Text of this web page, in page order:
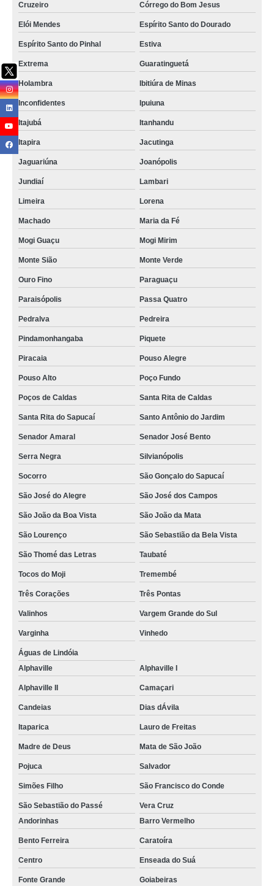
Cruzeiro Córrego do Bom Jesus
Elói Mendes Espírito Santo do Dourado
Espírito Santo do Pinhal Estiva
Extrema Guaratinguetá
Holambra Ibitiúra de Minas
Inconfidentes Ipuiuna
Itajubá Itanhandu
Itapira Jacutinga
Jaguariúna Joanópolis
Jundiaí Lambari
Limeira Lorena
Machado Maria da Fé
Mogi Guaçu Mogi Mirim
Monte Sião Monte Verde
Ouro Fino Paraguaçu
Paraisópolis Passa Quatro
Pedralva Pedreira
Pindamonhangaba Piquete
Piracaia Pouso Alegre
Pouso Alto Poço Fundo
Poços de Caldas Santa Rita de Caldas
Santa Rita do Sapucaí Santo Antônio do Jardim
Senador Amaral Senador José Bento
Serra Negra Silvianópolis
Socorro São Gonçalo do Sapucaí
São José do Alegre São José dos Campos
São João da Boa Vista São João da Mata
São Lourenço São Sebastião da Bela Vista
São Thomé das Letras Taubaté
Tocos do Moji Tremembé
Três Corações Três Pontas
Valinhos Vargem Grande do Sul
Varginha Vinhedo
Águas de Lindóia
Alphaville
Alphaville I
Alphaville II Camaçari
Candeias Dias dÁvila
Itaparica Lauro de Freitas
Madre de Deus Mata de São João
Pojuca Salvador
Simões Filho São Francisco do Conde
São Sebastião do Passé
Vera Cruz
Andorinhas
Barro Vermelho
Bento Ferreira Caratoíra
Centro Enseada do Suá
Fonte Grande Goiabeiras